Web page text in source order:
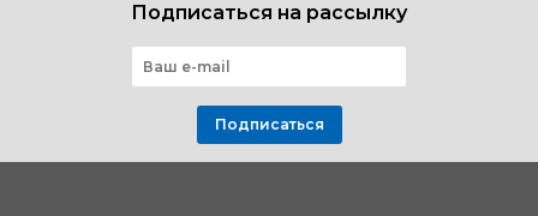
Подписаться на рассылку
Подписаться